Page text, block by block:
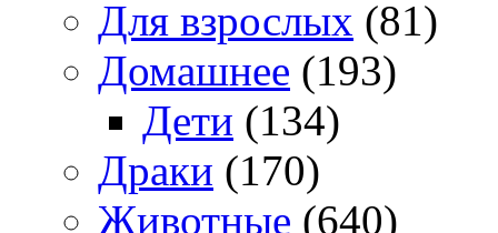
Для взрослых (81)
Домашнее (193)
Дети (134)
Драки (170)
Животные (640)